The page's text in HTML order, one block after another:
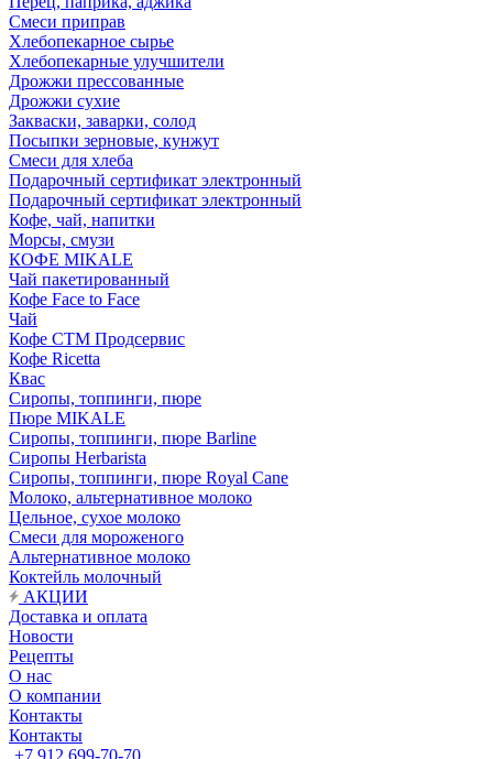
Смеси приправ
Хлебопекарное сырье
Хлебопекарные улучшители
Дрожжи прессованные
Дрожжи сухие
Закваски, заварки, солод
Посыпки зерновые, кунжут
Смеси для хлеба
Подарочный сертификат электронный
Подарочный сертификат электронный
Кофе, чай, напитки
Морсы, смузи
КОФЕ MIKALE
Чай пакетированный
Кофе Face to Face
Чай
Кофе СТМ Продсервис
Кофе Ricetta
Квас
Сиропы, топпинги, пюре
Пюре MIKALE
Сиропы, топпинги, пюре Barline
Сиропы Herbarista
Сиропы, топпинги, пюре Royal Cane
Молоко, альтернативное молоко
Цельное, сухое молоко
Смеси для мороженого
Альтернативное молоко
Коктейль молочный
АКЦИИ
Доставка и оплата
Новости
Рецепты
О нас
О компании
Контакты
Контакты
+7 912 699-70-70